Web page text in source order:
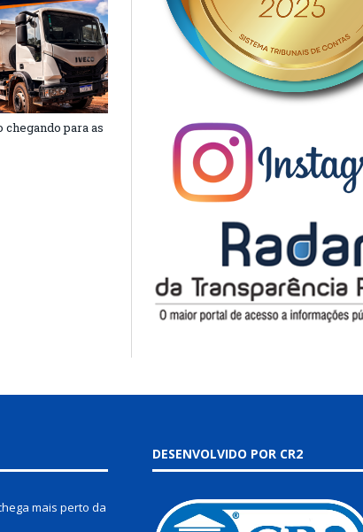
para as
mais perto da
DESENVOLVIDO POR CR2